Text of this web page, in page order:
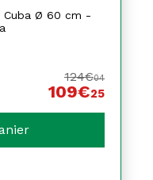
Cuba Ø 60 cm -
124€04
109€25